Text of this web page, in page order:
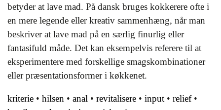
betyder at lave mad. På dansk bruges kokkerere ofte i
en mere legende eller kreativ sammenhæng, når man
beskriver at lave mad på en særlig finurlig eller
fantasifuld måde. Det kan eksempelvis referere til at
eksperimentere med forskellige smagskombinationer
eller præsentationsformer i køkkenet.
kriterie • hilsen • anal • revitalisere • input • relief•